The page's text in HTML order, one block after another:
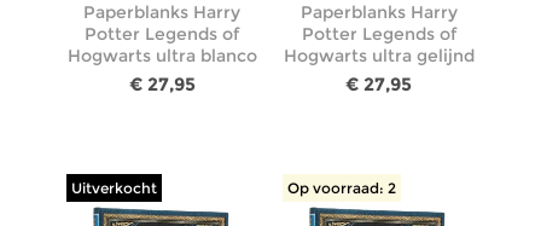
Paperblanks Harry
Potter Legends of
Hogwarts ultra blanco
€ 27,95
Paperblanks Harry
Potter Legends of
Hogwarts ultra gelijnd
€ 27,95
Uitverkocht Op voorraad: 2